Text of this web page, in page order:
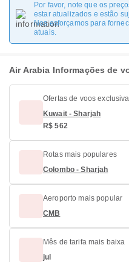
Por favor, note que os
estar atualizados e estão
Nos esforçamos para
atuais.
Air Arabia Informações de
Ofertas de voos
Kuwait - Sharjah
R$ 562
Rotas mais populares
Colombo - Sharjah
Aeroporto mais popular
CMB
Mês de tarifa mais baixa
jul